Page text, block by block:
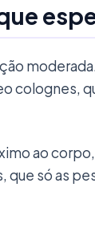
colognes,
ao
que só as